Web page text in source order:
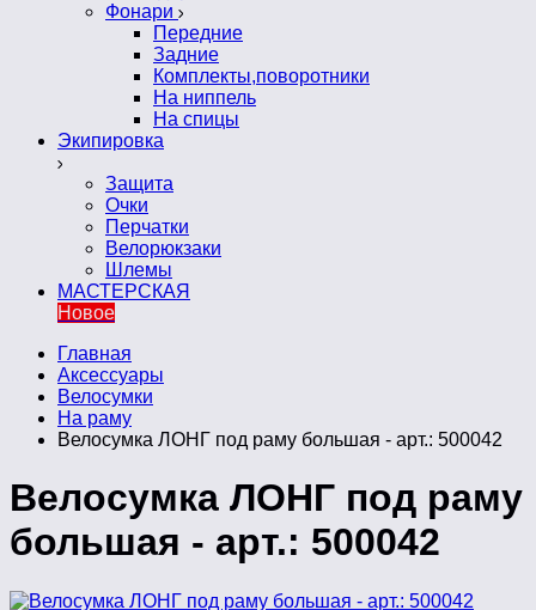
Фонари
Передние
Задние
Комплекты,поворотники
На ниппель
На спицы
Экипировка
Защита
Очки
Перчатки
Велорюкзаки
Шлемы
МАСТЕРСКАЯ
Новое
Главная
Аксессуары
Велосумки
На раму
Велосумка ЛОНГ под раму большая - арт.: 500042
Велосумка ЛОНГ под раму
большая - арт.: 500042